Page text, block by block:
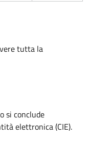
tutta la
si conclude
elettronica (CIE).